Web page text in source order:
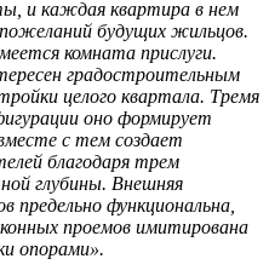
и каждая квартира в нем
будущих жильцов.
комната прислуги.
градостроительным
целого квартала. Тремя
оно формирует
с тем создает
благодаря трем
глубины. Внешняя
предельно функциональна,
проемов имитирована
опорами».